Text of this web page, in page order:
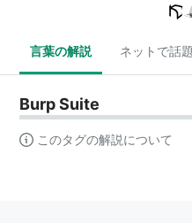
言葉の解説 ネットで話題
Burp Suite
このタグの解説について